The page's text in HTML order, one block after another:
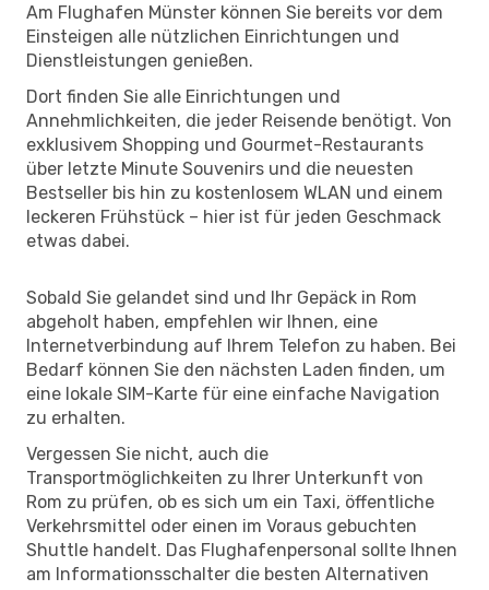
Am Flughafen Münster können Sie bereits vor dem
Einsteigen alle nützlichen Einrichtungen und
Dienstleistungen genießen.
Dort finden Sie alle Einrichtungen und
Annehmlichkeiten, die jeder Reisende benötigt. Von
exklusivem Shopping und Gourmet-Restaurants
über letzte Minute Souvenirs und die neuesten
Bestseller bis hin zu kostenlosem WLAN und einem
leckeren Frühstück – hier ist für jeden Geschmack
etwas dabei.
Sobald Sie gelandet sind und Ihr Gepäck in Rom
abgeholt haben, empfehlen wir Ihnen, eine
Internetverbindung auf Ihrem Telefon zu haben. Bei
Bedarf können Sie den nächsten Laden finden, um
eine lokale SIM-Karte für eine einfache Navigation
zu erhalten.
Vergessen Sie nicht, auch die
Transportmöglichkeiten zu Ihrer Unterkunft von
Rom zu prüfen, ob es sich um ein Taxi, öffentliche
Verkehrsmittel oder einen im Voraus gebuchten
Shuttle handelt. Das Flughafenpersonal sollte Ihnen
am Informationsschalter die besten Alternativen